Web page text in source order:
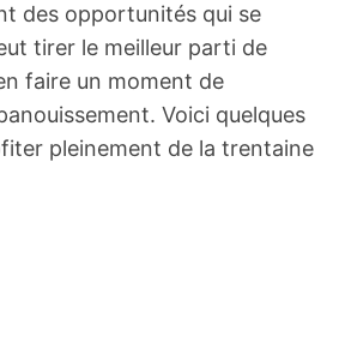
des opportunités qui se
tirer le meilleur parti de
faire un moment de
Voici quelques
pleinement de la trentaine